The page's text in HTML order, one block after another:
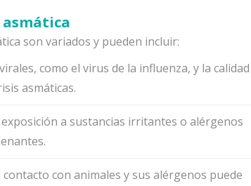
asmática
son variados y pueden incluir:
como el virus de la influenza, y la calidad
asmáticas.
a sustancias irritantes o alérgenos
con animales y sus alérgenos puede